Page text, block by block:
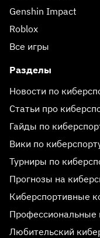
Genshin Impact
Roblox
Все игры
Разделы
Новости по
Статьи про
Гайды по
Вики по
Турниры по
Прогнозы на
Киберспортивные
Профессиональные
Любительский